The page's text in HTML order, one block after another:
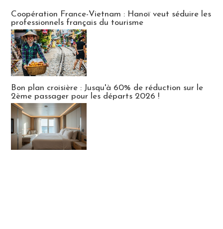
Coopération France-Vietnam : Hanoï veut séduire les
professionnels français du tourisme
Bon plan croisière : Jusqu'à 60% de réduction sur le
2ème passager pour les départs 2026 !